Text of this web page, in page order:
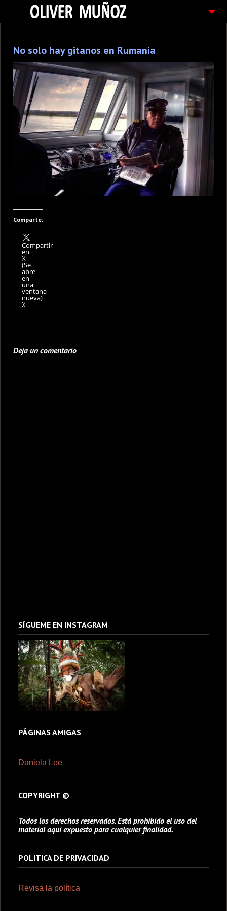
FOTOGRAFIAS
CONTACTO
PEDIDOS
No solo hay gitanos en Rumania
Comparte:
Compartir
en
X
(Se
abre
en
una
ventana
nueva)
X
Deja un comentario
SÍGUEME EN INSTAGRAM
PÁGINAS AMIGAS
Daniela Lee
COPYRIGHT ©
Todos los derechos reservados. Está prohibido el uso del
material aquí expuesto para cualquier finalidad.
POLITICA DE PRIVACIDAD
Revisa la política